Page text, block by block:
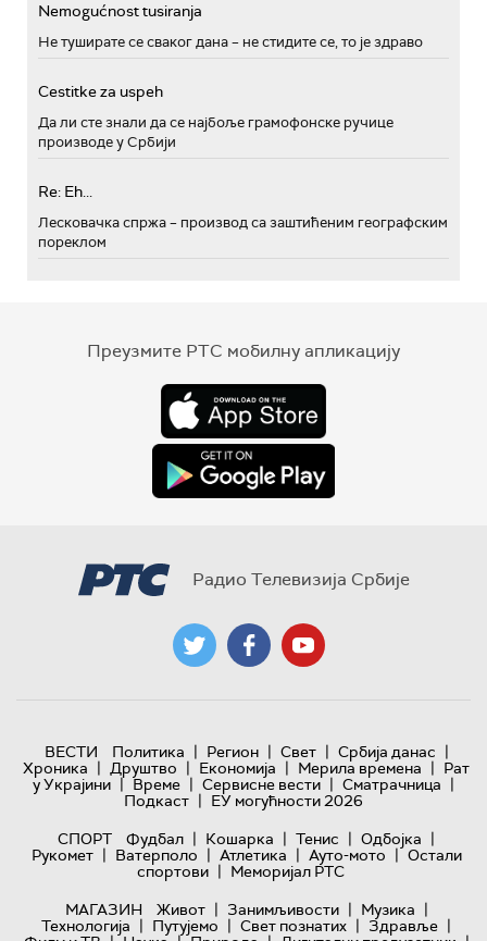
Nemogućnost tusiranja
Не туширате се сваког дана – не стидите се, то је здраво
Cestitke za uspeh
Да ли сте знали да се најбоље грамофонске ручице
производе у Србији
Re: Eh...
Лесковачка спржа – производ са заштићеним географским
пореклом
Преузмите РТС мобилну апликацију
Радио Телевизија Србије
ВЕСТИ Политика | Регион | Свет | Србија данас |
Хроника | Друштво | Економија | Мерила времена | Рат
у Украјини | Време | Сервисне вести | Сматрачница |
Подкаст | ЕУ могућности 2026
СПОРТ
Фудбал | Кошарка | Тенис | Одбојка |
Рукомет | Ватерполо | Атлетика | Ауто-мото | Остали
спортови | Меморијал РТС
МАГАЗИН
Живот | Занимљивости | Музика |
Технологијa | Путујемо | Свет познатих | Здравље |